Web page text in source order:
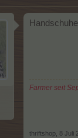
Farmer seit
thriftshop 8 Juli